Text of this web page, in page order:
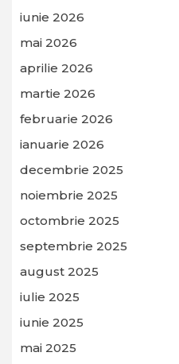
iunie 2026
mai 2026
aprilie 2026
martie 2026
februarie 2026
ianuarie 2026
decembrie 2025
noiembrie 2025
octombrie 2025
septembrie 2025
august 2025
iulie 2025
iunie 2025
mai 2025